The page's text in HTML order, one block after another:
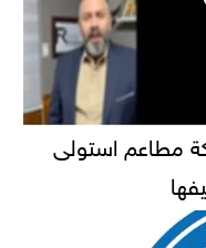
مطاعم استولى